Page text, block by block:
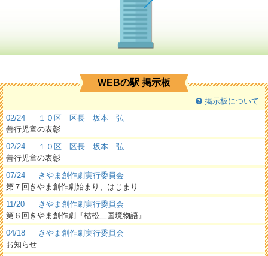
WEBの駅 掲示板
掲示板について
02/24
１０区 区長 坂本 弘
善行児童の表彰
02/24
１０区 区長 坂本 弘
善行児童の表彰
07/24
きやま創作劇実行委員会
第７回きやま創作劇始まり、はじまり
11/20
きやま創作劇実行委員会
第６回きやま創作劇『枯松二国境物語』
04/18
きやま創作劇実行委員会
お知らせ